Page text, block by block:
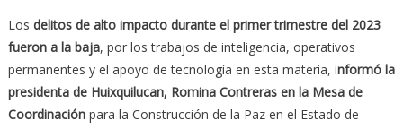
Los delitos de alto impacto durante el primer trimestre del 2023
fueron a la baja, por los trabajos de inteligencia, operativos
permanentes y el apoyo de tecnología en esta materia, informó la
presidenta de Huixquilucan, Romina Contreras en la Mesa de
Coordinaciónpara la Construcción de la Paz en el Estado de